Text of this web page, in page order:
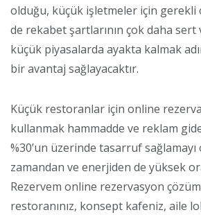
olduğu, küçük işletmeler için gerekli
de rekabet şartlarının çok daha sert
küçük piyasalarda ayakta kalmak
bir avantaj sağlayacaktır.
Küçük restoranlar için online
kullanmak hammadde ve reklam
%30’un üzerinde tasarruf sağlamayı
zamandan ve enerjiden de yüksek
Rezervem online rezervasyon
restoranınız, konsept kafeniz, aile